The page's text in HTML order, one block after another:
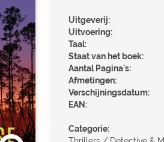
Uitgeverij:
Uitvoering:
Taal:
Staat van het boek:
Aantal Pagina's:
Afmetingen:
Verschijningsdatum:
EAN:
Categorie: